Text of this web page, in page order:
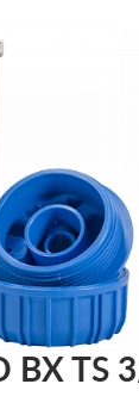
BX TS